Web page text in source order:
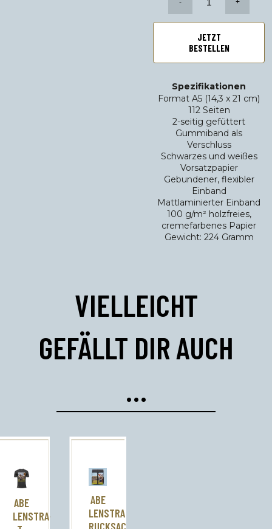
Abe
Lenstra,
JETZT
BESTELLEN
Spezifikationen
Format A5 (14,3 x 21 cm)
112 Seiten
2-seitig gefüttert
Gummiband als
Verschluss
Schwarzes und weißes
Vorsatzpapier
Gebundener, flexibler
Einband
Mattlaminierter Einband
100 g/m² holzfreies,
cremefarbenes Papier
Gewicht: 224 Gramm
VIELLEICHT
GEFÄLLT DIR AUCH
…
ABE
LENSTRA-
ABE
LENSTRA